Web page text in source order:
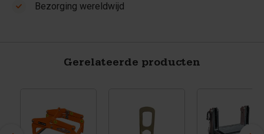
Bezorging wereldwijd
Gerelateerde producten